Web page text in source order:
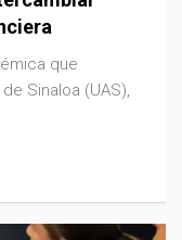
que
Sinaloa (UAS),